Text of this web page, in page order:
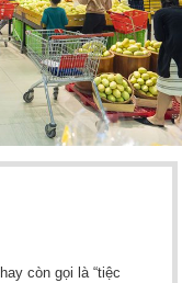
còn gọi là “tiệc